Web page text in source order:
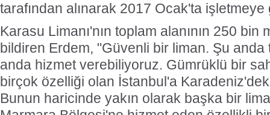
tarafından alınarak 2017 Ocak'ta işletmeye
Karasu Limanı'nın toplam alanının 250
bildiren Erdem, "Güvenli bir liman. Şu anda
anda hizmet verebiliyoruz. Gümrüklü bir
birçok özelliği olan İstanbul'a
Bunun haricinde yakın olarak başka bir